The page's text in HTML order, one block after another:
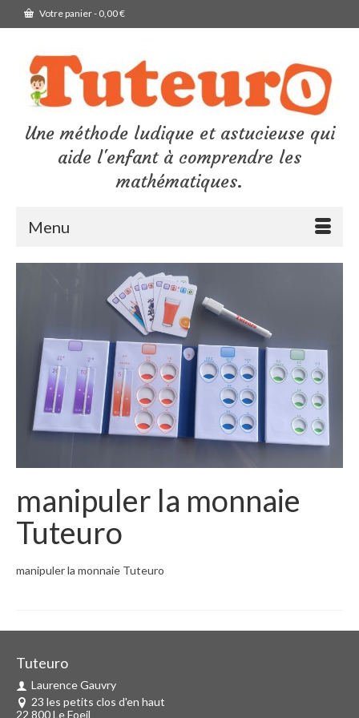
Votre panier- 0,00€
Une méthode ludique et astucieuse qui
aide l'enfant à comprendre les
mathématiques.
Menu
manipuler la monnaie
Tuteuro
manipuler la monnaie Tuteuro
Tuteuro
Laurence Gauvry
23 les petits clos d'en haut
22 800 Le Foeil